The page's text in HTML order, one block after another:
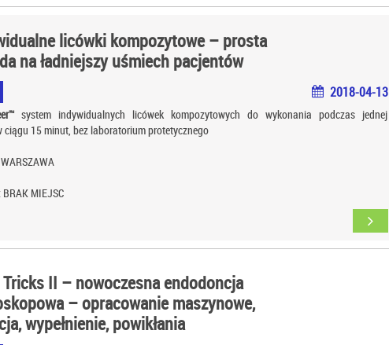
licówki kompozytowe – prosta
na ładniejszy uśmiech pacjentów
2018-04-13
system indywidualnych licówek kompozytowych do wykonania podczas jednej
ciągu 15 minut, bez laboratorium protetycznego
BRAK MIEJSC
Tricks II – nowoczesna endodoncja
– opracowanie maszynowe,
wypełnienie, powikłania